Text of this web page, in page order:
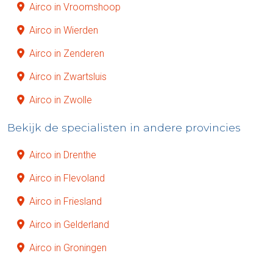
Airco in Vroomshoop
Airco in Wierden
Airco in Zenderen
Airco in Zwartsluis
Airco in Zwolle
Bekijk de specialisten in andere provincies
Airco in Drenthe
Airco in Flevoland
Airco in Friesland
Airco in Gelderland
Airco in Groningen